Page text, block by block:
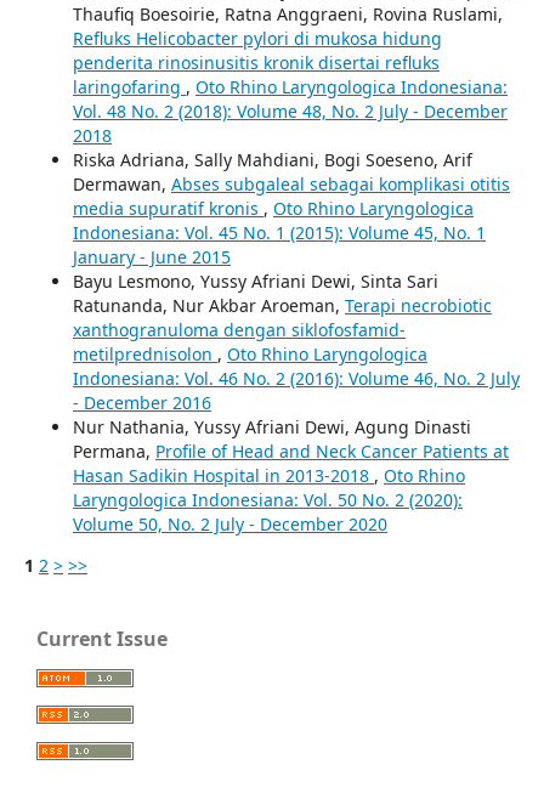
Thaufiq Boesoirie, Ratna Anggraeni, Rovina Ruslami,
Refluks Helicobacter pylori di mukosa hidung
penderita rinosinusitis kronik disertai refluks
laringofaring , Oto Rhino Laryngologica Indonesiana:
Vol. 48 No. 2 (2018): Volume 48, No. 2 July - December
2018
Riska Adriana, Sally Mahdiani, Bogi Soeseno, Arif
Dermawan, Abses subgaleal sebagai komplikasi otitis
media supuratif kronis , Oto Rhino Laryngologica
Indonesiana: Vol. 45 No. 1 (2015): Volume 45, No. 1
January - June 2015
Bayu Lesmono, Yussy Afriani Dewi, Sinta Sari
Ratunanda, Nur Akbar Aroeman, Terapi necrobiotic
xanthogranuloma dengan siklofosfamid-
metilprednisolon , Oto Rhino Laryngologica
Indonesiana: Vol. 46 No. 2 (2016): Volume 46, No. 2 July
- December 2016
Nur Nathania, Yussy Afriani Dewi, Agung Dinasti
Permana, Profile of Head and Neck Cancer Patients at
Hasan Sadikin Hospital in 2013-2018 , Oto Rhino
Laryngologica Indonesiana: Vol. 50 No. 2 (2020):
Volume 50, No. 2 July - December 2020
1 2 > >>
Current Issue